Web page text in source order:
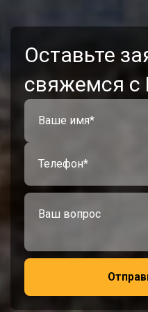
Оставьте
свяжемся с